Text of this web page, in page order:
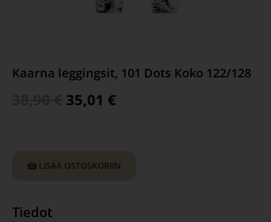
Kaarna leggingsit, 101 Dots Koko 122/128
35,01 €
LISÄÄ OSTOSKORIIN
Tiedot